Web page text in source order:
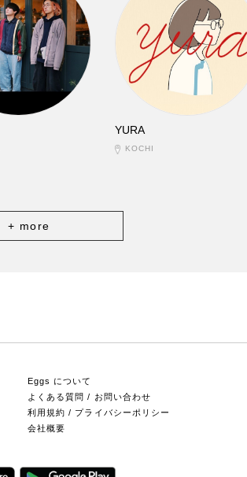
YURA
KOCHI
+ more
Eggs について
よくある質問 / お問い合わせ
利用規約 / プライバシーポリシー
会社概要